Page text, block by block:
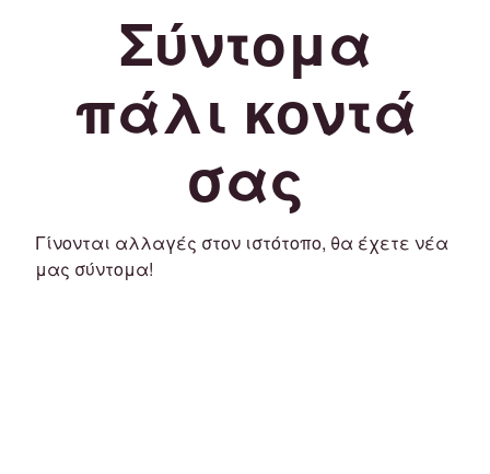
Σύντομα
πάλι κοντά
σας
Γίνονται αλλαγές στον ιστότοπο, θα έχετε νέα
μας σύντομα!